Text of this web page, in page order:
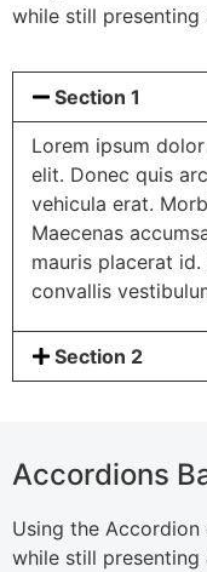
while still presenting
Section 1
Lorem ipsum
elit. Donec quis
vehicula erat.
Maecenas
mauris placerat
convallis
Section 2
Accordions
Using the
while still presenting